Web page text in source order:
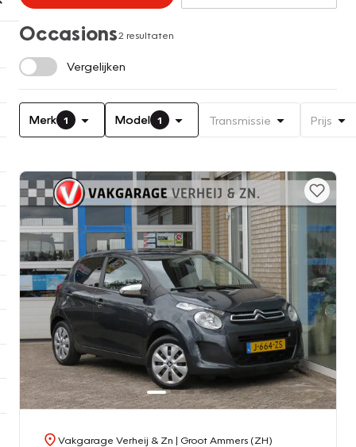
Occasions2 resultaten
Vergelijken
Merk 1 Model 1 Transmissie Prijs
Vakgarage Verheij & Zn | Groot Ammers (ZH)